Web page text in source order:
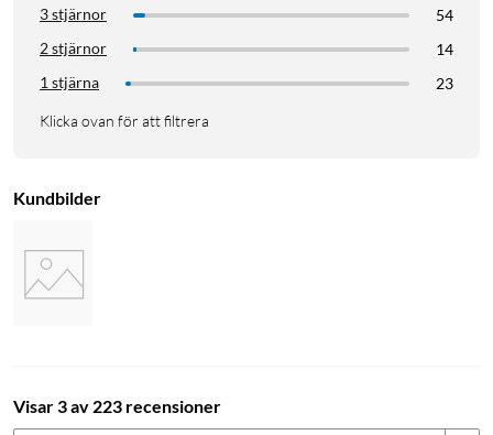
3 stjärnor
54
2 stjärnor
14
1 stjärna
23
Klicka ovan för att filtrera
Kundbilder
Visar 3 av 223 recensioner